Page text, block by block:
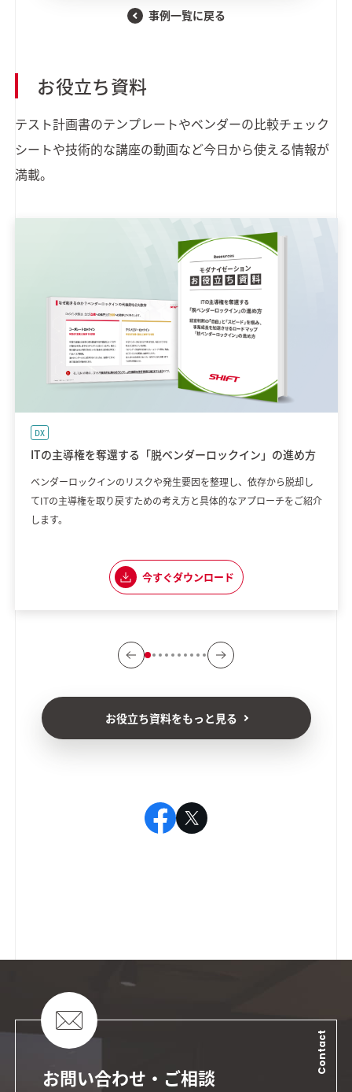
事例一覧に戻る
お役立ち資料
テスト計画書のテンプレートやベンダーの比較チェック
シートや技術的な講座の動画など今日から使える情報が
満載。
DX
ITの主導権を奪還する「脱ベンダーロックイン」の進め方
ベンダーロックインのリスクや発生要因を整理し、依存から脱却し
てITの主導権を取り戻すための考え方と具体的なアプローチをご紹介
します。
今すぐダウンロード
お役立ち資料をもっと見る
お問い合わせ・ご相談
Contact